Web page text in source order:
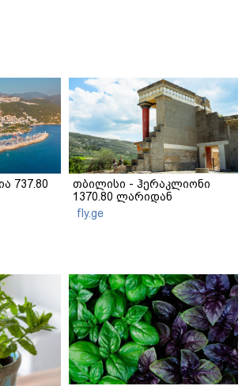
737.80
თბილისი - ჰერაკლიონი
1370.80 ლარიდან
fly.ge